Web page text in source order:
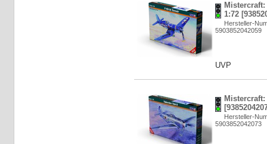
1:72
Hersteller-
5903852042059
UVP
Hersteller-
5903852042073